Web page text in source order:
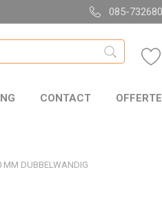
085-
CONTACT
MM DUBBELWANDIG